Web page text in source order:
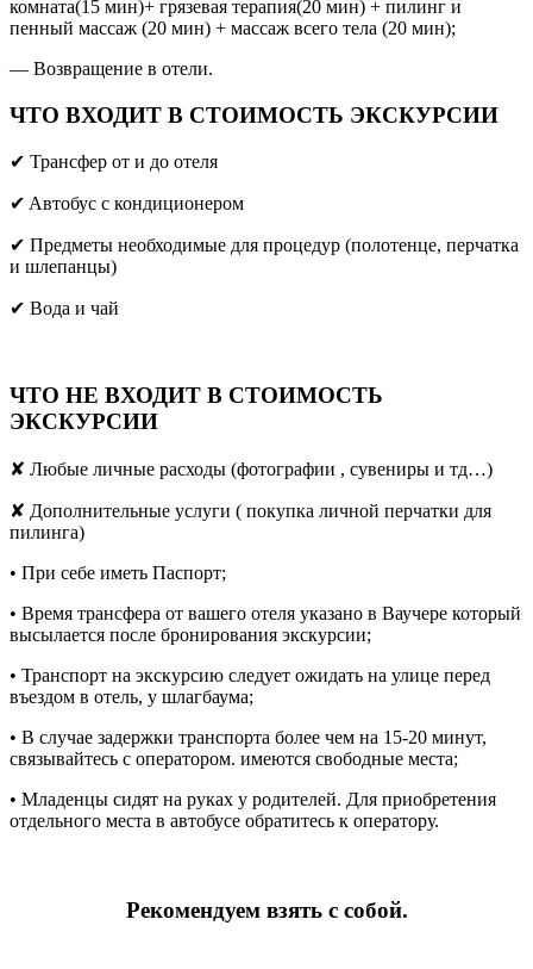
комната(15 мин)+ грязевая терапия(20 мин) + пилинг и
пенный массаж (20 мин) + массаж всего тела (20 мин);
— Возвращение в отели.
ЧТО ВХОДИТ В СТОИМОСТЬ ЭКСКУРСИИ
✔ Трансфер от и до отеля
✔ Aвтобус с кондиционером
✔ Предметы необходимые для процедур (полотенце, перчатка
и шлепанцы)
✔ Вода и чай
ЧТО НЕ ВХОДИТ В СТОИМОСТЬ
ЭКСКУРСИИ
✘ Любые личные расходы (фотографии , сувениры и тд…)
✘ Дополнительные услуги ( покупка личной перчатки для
пилинга)
• При себе иметь Паспорт;
• Время трансфера от вашего отеля указано в Ваучере который
высылается после бронирования экскурсии;
• Транспорт на экскурсию следует ожидать на улице перед
въездом в отель, у шлагбаума;
• В случае задержки транспорта более чем на 15-20 минут,
связывайтесь с оператором. имеются свободные места;
• Младенцы сидят на руках у родителей. Для приобретения
отдельного места в автобусе обратитесь к оператору.
Рекомендуем взять с собой.